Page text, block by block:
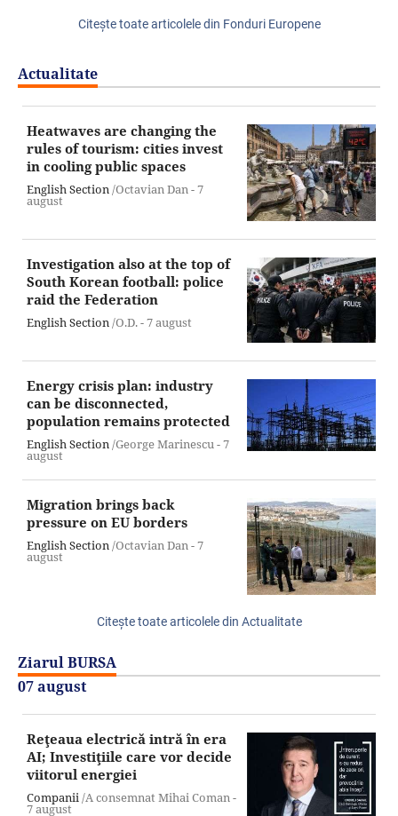
Citeşte toate articolele din Fonduri Europene
Actualitate
Heatwaves are changing the
rules of tourism: cities invest
in cooling public spaces
English Section/Octavian Dan -7
august
Investigation also at the top of
South Korean football: police
raid the Federation
English Section /O.D. -7 august
Energy crisis plan: industry
can be disconnected,
population remains protected
English Section/George Marinescu -7
august
Migration brings back
pressure on EU borders
English Section/Octavian Dan -7
august
Citeşte toate articolele din Actualitate
Ziarul BURSA
07 august
Reţeaua electrică intră în era
AI; Investiţiile care vor decide
viitorul energiei
Companii/A consemnat Mihai Coman -
7 august